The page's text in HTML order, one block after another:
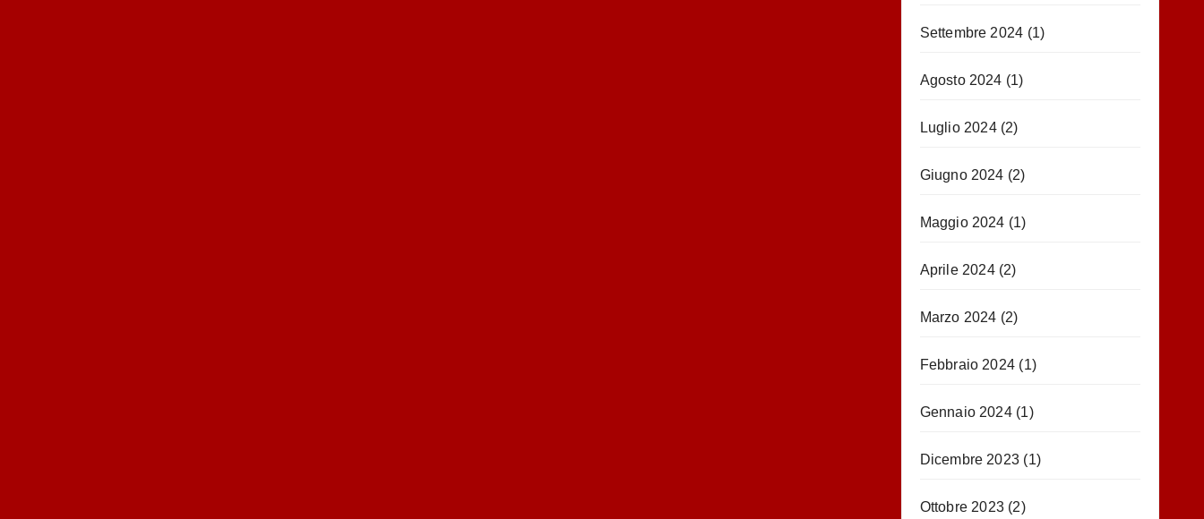
Settembre 2024 (1)
Agosto 2024 (1)
Luglio 2024(2)
Giugno 2024 (2)
Maggio 2024 (1)
Aprile 2024(2)
Marzo 2024 (2)
Febbraio 2024 (1)
Gennaio 2024(1)
Dicembre 2023 (1)
Ottobre 2023(2)